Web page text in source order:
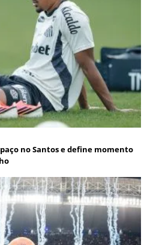
no Santos e define momento